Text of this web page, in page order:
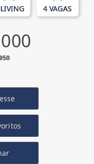
4 VAGAS